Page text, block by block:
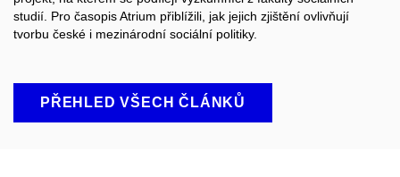
studií. Pro časopis Atrium přiblížili, jak jejich zjištění ovlivňují
tvorbu české i mezinárodní sociální politiky.
PŘEHLED VŠECH ČLÁNKŮ